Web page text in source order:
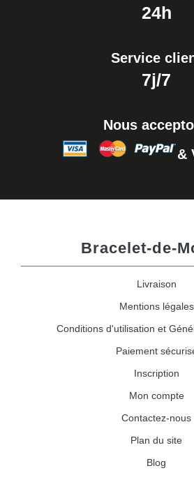
24h
Service
7j/7
Nous
&
Bracelet-de-
Livraison
Mentions légales
Conditions d'utilisation et
Paiement
Inscription
Mon compte
Contactez-nous
Plan du site
Blog